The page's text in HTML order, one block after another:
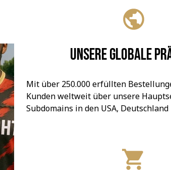
Unsere globale
Mit über 250.000 erfüllten
Kunden weltweit über unsere
Subdomains in den USA,